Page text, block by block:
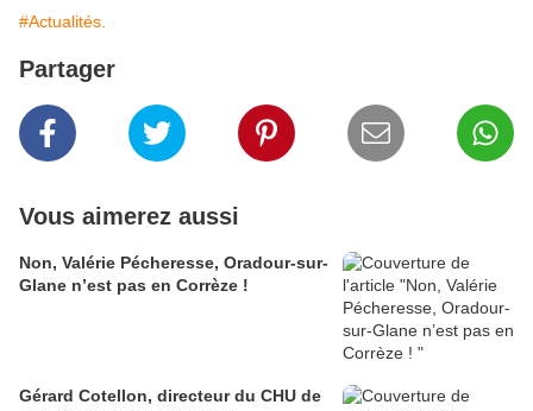
#Actualités.
Partager
Vous aimerez aussi
Non, Valérie Pécheresse, Oradour-sur-
Glane n’est pas en Corrèze !
Gérard Cotellon, directeur du CHU de